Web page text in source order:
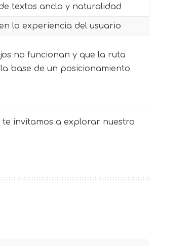
textos ancla y naturalidad
la experiencia del usuario
no funcionan y que la ruta
base de un posicionamiento
invitamos a explorar nuestro